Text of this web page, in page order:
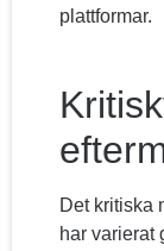
plattformar.
Det kritiska
har varierat